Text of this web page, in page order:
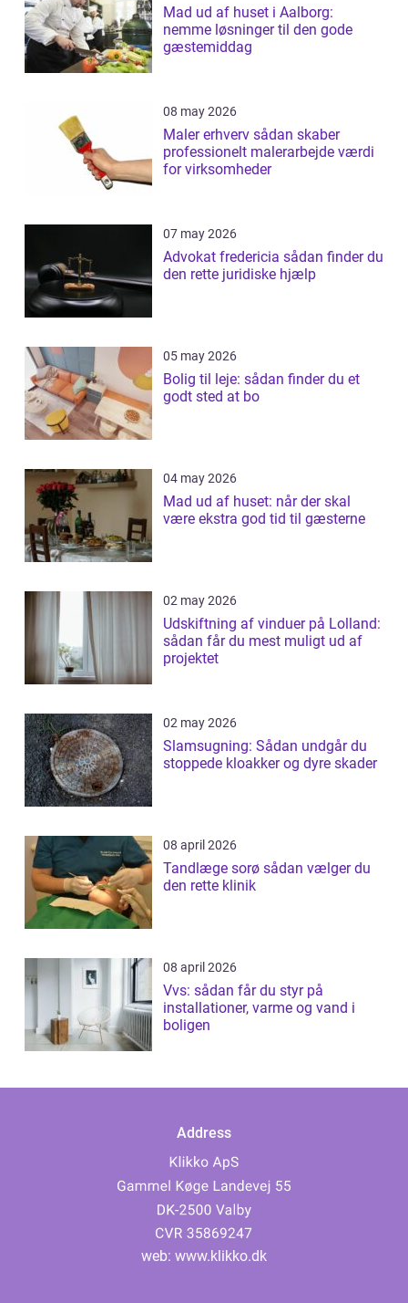
Mad ud af huset i Aalborg:
nemme løsninger til den gode
gæstemiddag
08 may 2026
Maler erhverv sådan skaber
professionelt malerarbejde værdi
for virksomheder
07 may 2026
Advokat fredericia sådan finder du
den rette juridiske hjælp
05 may 2026
Bolig til leje: sådan finder du et
godt sted at bo
04 may 2026
Mad ud af huset: når der skal
være ekstra god tid til gæsterne
02 may 2026
Udskiftning af vinduer på Lolland:
sådan får du mest muligt ud af
projektet
02 may 2026
Slamsugning: Sådan undgår du
stoppede kloakker og dyre skader
08 april 2026
Tandlæge sorø sådan vælger du
den rette klinik
08 april 2026
Vvs: sådan får du styr på
installationer, varme og vand i
boligen
Address
web: www.klikko.dk